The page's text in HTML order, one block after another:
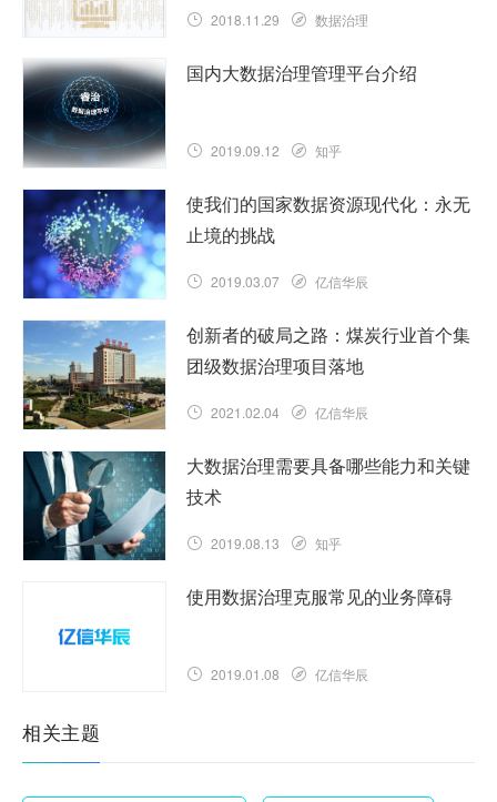
2018.11.29 数据治理
国内大数据治理管理平台介绍
2019.09.12 知乎
使我们的国家数据资源现代化：永无
止境的挑战
2019.03.07 亿信华辰
创新者的破局之路：煤炭行业首个集
团级数据治理项目落地
2021.02.04 亿信华辰
大数据治理需要具备哪些能力和关键
技术
2019.08.13 知乎
使用数据治理克服常见的业务障碍
2019.01.08 亿信华辰
相关主题